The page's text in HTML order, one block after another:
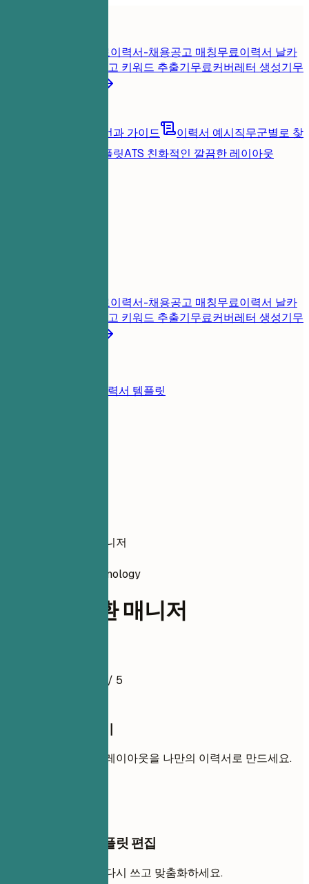
무료이력서-채용공고 매칭무료이력서 날카
채용공고 키워드 추출기무료커버레터 생성기무
커리어 조언과 가이드 이력서 예시직무군별로 찾
이력서 템플릿ATS 친화적인 깔끔한 레이아웃
무료이력서-채용공고 매칭무료이력서 날카
채용공고 키워드 추출기무료커버레터 생성기무
이력서 템플릿
디지털 전환 매니저
information-technology
디지털 전환 매니저
/ 5
이 템플릿 사용하기
내 경력을 추가해 이 레이아웃을 나만의 이력서로 만드세요.
AI 채팅에서 이 템플릿 편집
AI와 함께 각 섹션을 다시 쓰고 맞춤화하세요.